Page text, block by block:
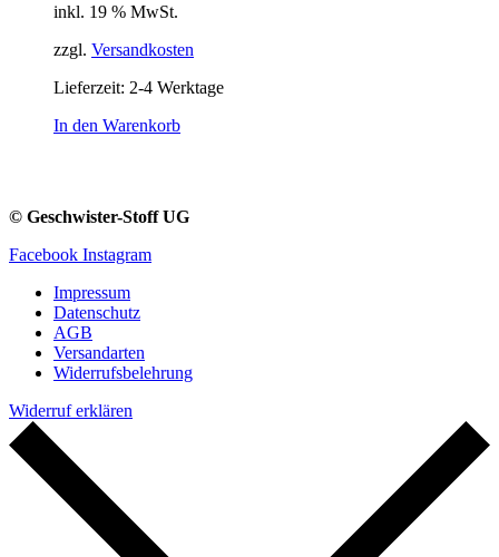
inkl. 19 % MwSt.
zzgl. Versandkosten
Lieferzeit: 2-4 Werktage
In den Warenkorb
© Geschwister-Stoff UG
Facebook Instagram
Impressum
Datenschutz
AGB
Versandarten
Widerrufsbelehrung
Widerruf erklären